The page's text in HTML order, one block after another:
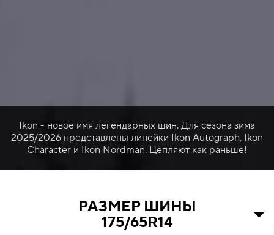
Ikon - новое имя легендарных шин. Для сезона зима
2025/2026 представлены линейки Ikon Autograph, Ikon
Character и Ikon Nordman. Цепляют как раньше!
РАЗМЕР ШИНЫ
175/65R14